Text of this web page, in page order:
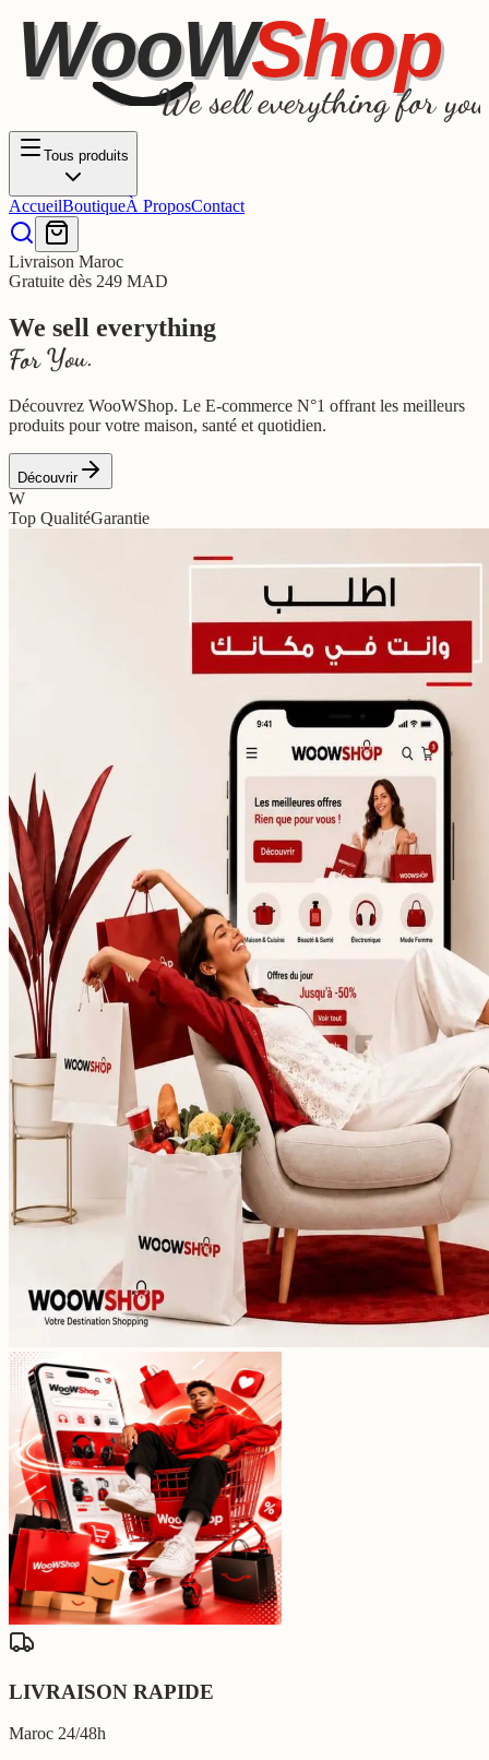
WooWShop
We sell everything for you
Tous produits
AccueilBoutiqueÀ ProposContact
Livraison Maroc
Gratuite dès 249 MAD
We sell everything
For You.
Découvrez WooWShop. Le E-commerce N°1 offrant les meilleurs
produits pour votre maison, santé et quotidien.
Découvrir
W
Top QualitéGarantie
LIVRAISON RAPIDE
Maroc 24/48h